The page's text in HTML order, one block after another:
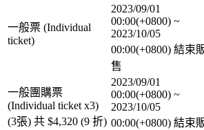
一般票 (Individual
ticket)
2023/09/01
00:00(+0800) ~
2023/10/05
00:00(+0800) 結束
售
一般團購票
(Individual ticket x3)
(3張) 共 $4,320 (9 折)
2023/09/01
00:00(+0800) ~
2023/10/05
00:00(+0800) 結束